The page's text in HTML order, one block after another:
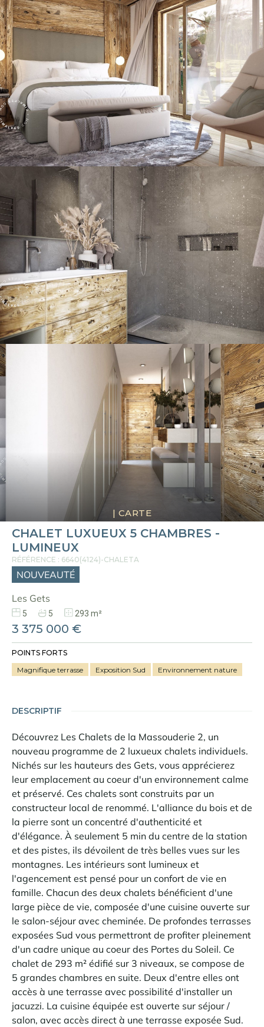
CHALET LUXUEUX 5 CHAMBRES -
LUMINEUX
RÉFÉRENCE : 6640(4124)-CHALETA
NOUVEAUTÉ
Les Gets
| CARTE
5 5 293 m²
3 375 000 €
POINTS FORTS
Magnifique terrasse
Exposition Sud Environnement nature
DESCRIPTIF
Découvrez Les Chalets de la Massouderie 2, un
nouveau programme de 2 luxueux chalets individuels.
Nichés sur les hauteurs des Gets, vous apprécierez
leur emplacement au coeur d'un environnement calme
et préservé. Ces chalets sont construits par un
constructeur local de renommé. L'alliance du bois et de
la pierre sont un concentré d'authenticité et
d'élégance. À seulement 5 min du centre de la station
et des pistes, ils dévoilent de très belles vues sur les
montagnes. Les intérieurs sont lumineux et
l'agencement est pensé pour un confort de vie en
famille. Chacun des deux chalets bénéficient d'une
large pièce de vie, composée d'une cuisine ouverte sur
le salon-séjour avec cheminée. De profondes terrasses
exposées Sud vous permettront de profiter pleinement
d'un cadre unique au coeur des Portes du Soleil. Ce
chalet de 293 m² édifié sur 3 niveaux, se compose de
5 grandes chambres en suite. Deux d'entre elles ont
accès à une terrasse avec possibilité d'installer un
jacuzzi. La cuisine équipée est ouverte sur séjour /
salon, avec accès direct à une terrasse exposée Sud.